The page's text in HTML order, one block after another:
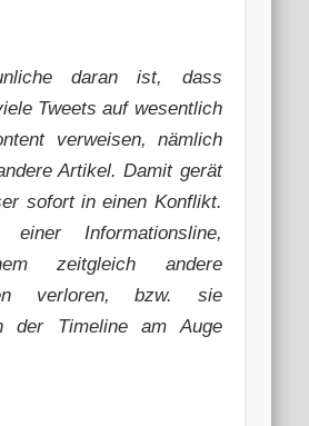
daran ist, dass
Tweets auf wesentlich
verweisen, nämlich
Artikel. Damit gerät
sofort in einen Konflikt.
Informationsline,
zeitgleich andere
verloren, bzw. sie
der Timeline am Auge